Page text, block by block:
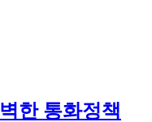
한 통화정책